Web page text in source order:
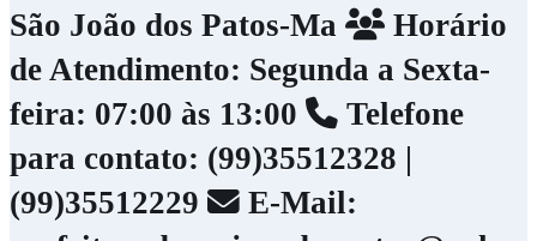
São João dos Patos-Ma
Horário
de Atendimento: Segunda a Sexta-
feira: 07:00 às 13:00
Telefone
para contato: (99)35512328 |
(99)35512229
E-Mail: